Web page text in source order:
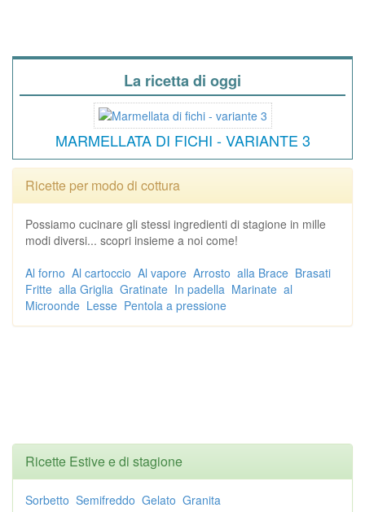
La ricetta di oggi
MARMELLATA DI FICHI - VARIANTE 3
Ricette per modo di cottura
Possiamo cucinare gli stessi ingredienti di stagione in mille
modi diversi... scopri insieme a noi come!
Al forno Al cartoccio Al vapore Arrosto alla Brace Brasati
Fritte alla Griglia Gratinate In padella Marinate al
Microonde Lesse Pentola a pressione
Ricette Estive e di stagione
Sorbetto Semifreddo Gelato Granita